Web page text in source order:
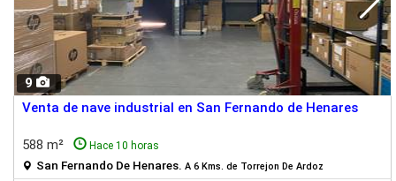
9
Venta de nave industrial en San Fernando de Henares
588 m² Hace 10 horas
San Fernando De Henares. A 6 Kms. de Torrejon De Ardoz